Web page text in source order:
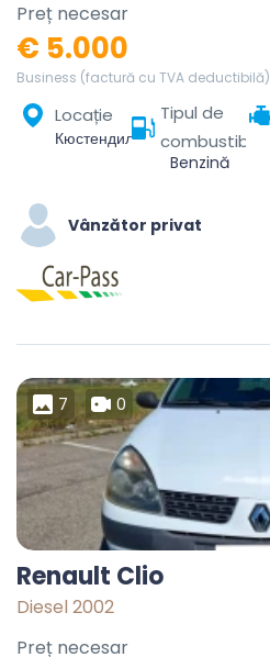
Preț necesar
€ 5.000
Business (factură cu TVA deductibilă)
Locație
Кюстендил, България
Tipul de
combustibil
Benzină
Vânzător privat
7 0
Renault Clio
Diesel 2002
Preț necesar